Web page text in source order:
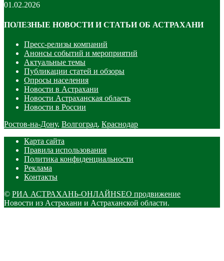
01.02.2026
ПОЛЕЗНЫЕ НОВОСТИ И СТАТЬИ ОБ АСТРАХАНИ
Пресс-релизы компаний
Анонсы событий и мероприятий
Актуальные темы
Публикации статей и обзоры
Опросы населения
Новости в Астрахани
Новости Астраханская область
Новости в России
Ростов-на-Дону, Волгоград, Краснодар
Карта сайта
Правила использования
Политика конфиденциальности
Реклама
Контакты
© РИА АСТРАХАНЬ-ОНЛАЙНSEO продвижение
Новости из Астрахани и Астраханской области.